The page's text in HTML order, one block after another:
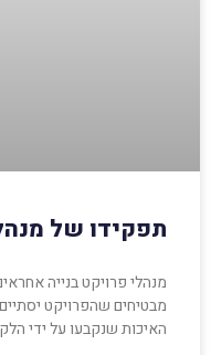
תפקידו של
מנהלי פרויקט בנייה
מבטיחים שהפרויקט
האיכות שנקבעו על ידי